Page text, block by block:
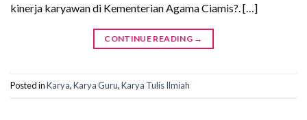
kinerja karyawan di Kementerian Agama Ciamis?. […]
CONTINUE READING →
Posted inKarya,Karya Guru,Karya Tulis Ilmiah